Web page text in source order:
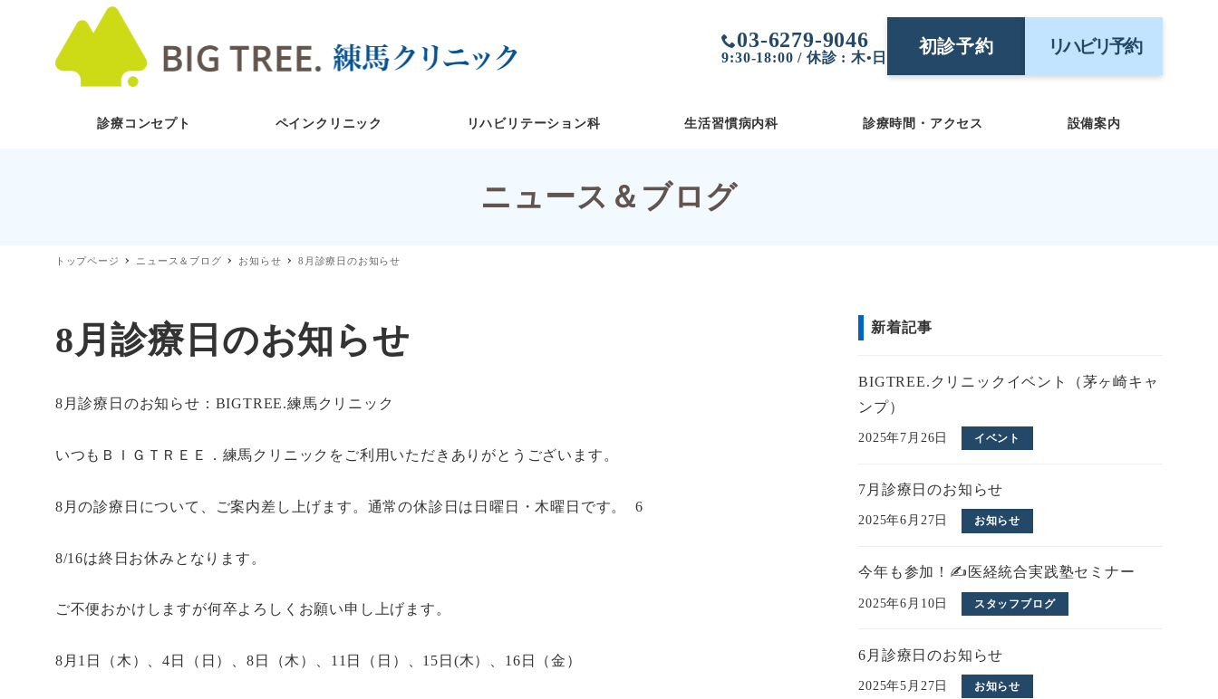
03-6279-9046
9:30-18:00 / 休診 : 木•日
初診予約 リハビリ予約
診療コンセプト ペインクリニック リハビリテーション科 生活習慣病内科 診療時間・アクセス 設備案内
ニュース＆ブログ
トップページ ニュース＆ブログ お知らせ 8月診療日のお知らせ
8月診療日のお知らせ
8月診療日のお知らせ：BIGTREE.練馬クリニック
いつもＢＩＧＴＲＥＥ．練馬クリニックをご利用いただきありがとうございます。
8月の診療日について、ご案内差し上げます。通常の休診日は日曜日・木曜日です。 6
8/16は終日お休みとなります。
ご不便おかけしますが何卒よろしくお願い申し上げます。
8月1日（木）、4日（日）、8日（木）、11日（日）、15日(木）、16日（金）
新着記事
BIGTREE.クリニックイベント（茅ヶ崎キャ
ンプ）
2025年7月26日 イベント
7月診療日のお知らせ
2025年6月27日 お知らせ
今年も参加！✍医経統合実践塾セミナー
2025年6月10日 スタッフブログ
6月診療日のお知らせ
2025年5月27日 お知らせ